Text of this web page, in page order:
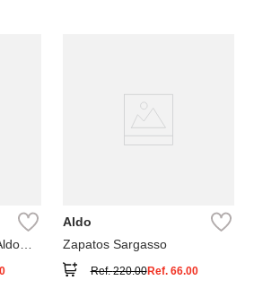
Aldo
Zapatos Sargasso
Ref.220.00Ref. 66.00